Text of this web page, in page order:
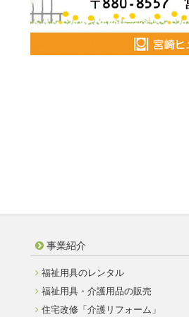
事業紹介
福祉用具のレンタル
福祉用具・介護用品の販売
住宅改修「介護リフォーム」